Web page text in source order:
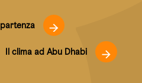
Il clima ad Abu Dhabi